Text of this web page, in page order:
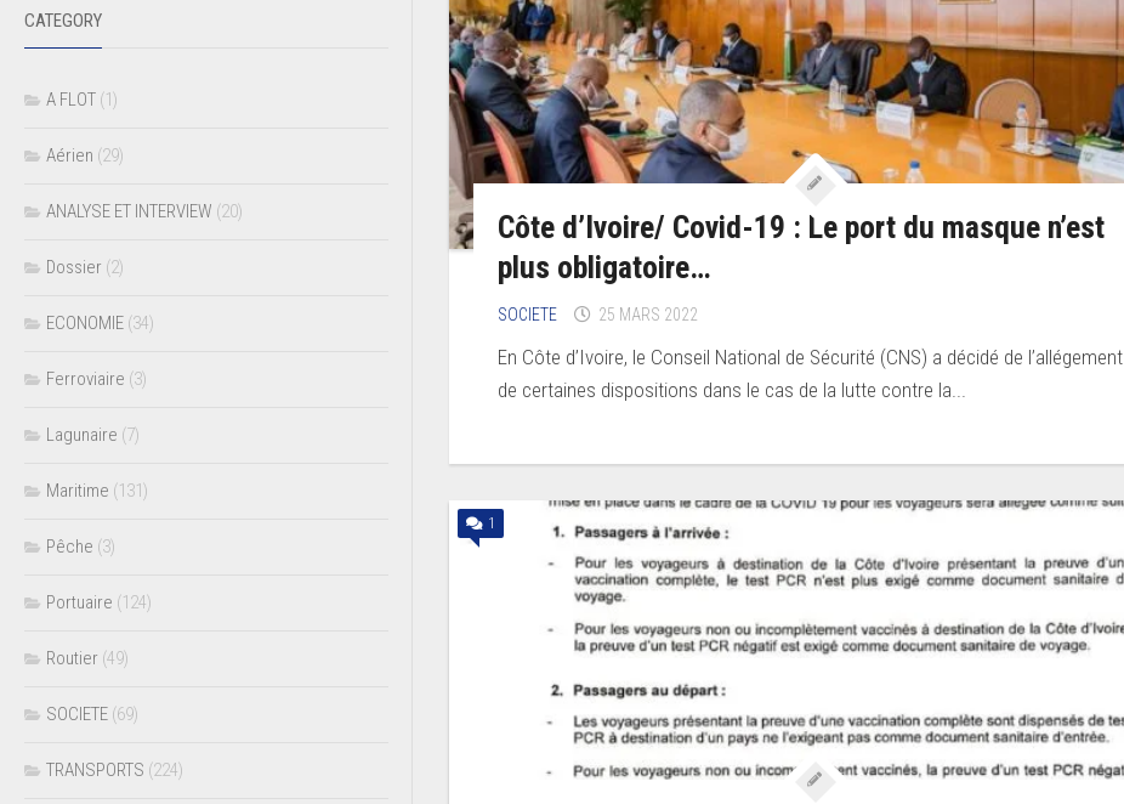
Lagunaire
Côte d’Ivoire/ Covid-19 : Le port du masque n’est
plus obligatoire…
SOCIETE 25 MARS 2022
En Côte d’Ivoire, le Conseil National de Sécurité (CNS) a décidé de l’allégement
de certaines dispositions dans le cas de la lutte contre la...
1
CATEGORY
A FLOT (1)
Aérien (29)
ANALYSE ET INTERVIEW (20)
Dossier (2)
ECONOMIE (34)
Ferroviaire (3)
Lagunaire (7)
Maritime (131)
Pêche (3)
Portuaire (124)
Routier (49)
SOCIETE (69)
TRANSPORTS (224)